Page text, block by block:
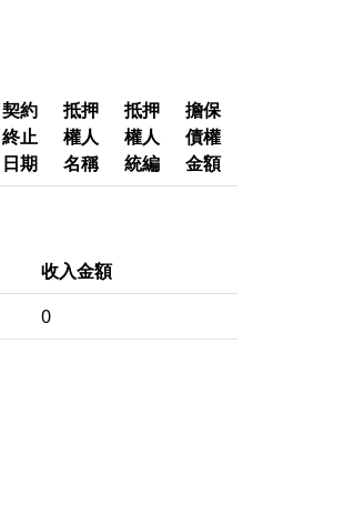
契約
終止
日期
抵押
權人
名稱
抵押
權人
統編
擔保
債權
金額
收入金額
0